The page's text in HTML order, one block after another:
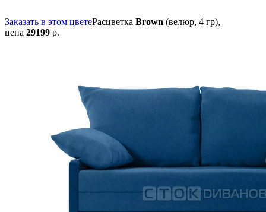
Заказать в этом цветеРасцветка Brown (велюр, 4 гр),
цена 29199 р.